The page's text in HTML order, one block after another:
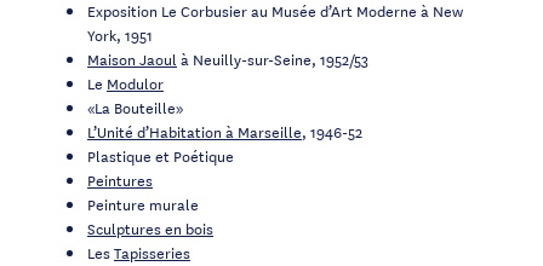
Exposition Le Corbusier au Musée d’Art Moderne à New
York, 1951
Maison Jaoul à Neuilly-sur-Seine, 1952/53
Le Modulor
«La Bouteille»
L’Unité d’Habitation à Marseille, 1946-52
Plastique et Poétique
Peintures
Peinture murale
Sculptures en bois
LesTapisseries